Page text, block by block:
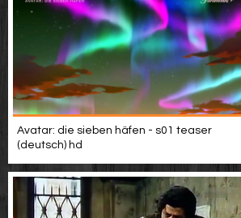
Avatar: die sieben häfen - s01 teaser
(deutsch) hd